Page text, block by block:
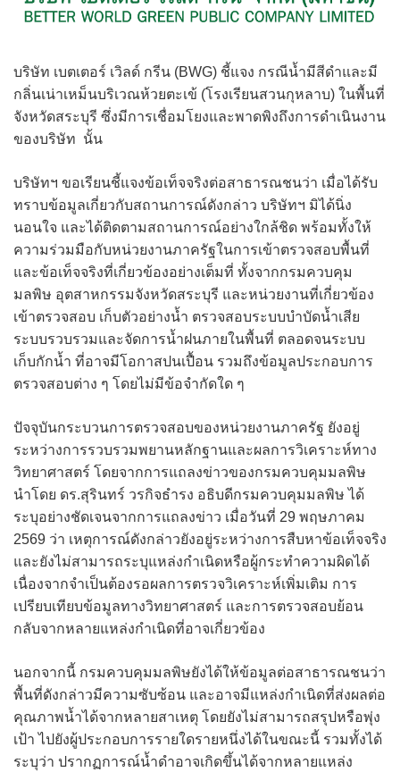
บริษัท เบตเตอร์ เวิลด์ กรีน (BWG) ชี้แจง กรณีน้ำมีสีดำและมี
กลิ่นเน่าเหม็นบริเวณห้วยตะเข้ (โรงเรียนสวนกุหลาบ) ในพื้นที่
จังหวัดสระบุรี ซึ่งมีการเชื่อมโยงและพาดพิงถึงการดำเนินงาน
ของบริษัท นั้น
บริษัทฯ ขอเรียนชี้แจงข้อเท็จจริงต่อสาธารณชนว่า เมื่อได้รับ
ทราบข้อมูลเกี่ยวกับสถานการณ์ดังกล่าว บริษัทฯ มิได้นิ่ง
นอนใจ และได้ติดตามสถานการณ์อย่างใกล้ชิด พร้อมทั้งให้
ความร่วมมือกับหน่วยงานภาครัฐในการเข้าตรวจสอบพื้นที่
และข้อเท็จจริงที่เกี่ยวข้องอย่างเต็มที่ ทั้งจากกรมควบคุม
มลพิษ อุตสาหกรรมจังหวัดสระบุรี และหน่วยงานที่เกี่ยวข้อง
เข้าตรวจสอบ เก็บตัวอย่างน้ำ ตรวจสอบระบบบำบัดน้ำเสีย
ระบบรวบรวมและจัดการน้ำฝนภายในพื้นที่ ตลอดจนระบบ
เก็บกักน้ำ ที่อาจมีโอกาสปนเปื้อน รวมถึงข้อมูลประกอบการ
ตรวจสอบต่าง ๆ โดยไม่มีข้อจำกัดใด ๆ
ปัจจุบันกระบวนการตรวจสอบของหน่วยงานภาครัฐ ยังอยู่
ระหว่างการรวบรวมพยานหลักฐานและผลการวิเคราะห์ทาง
วิทยาศาสตร์ โดยจากการแถลงข่าวของกรมควบคุมมลพิษ
นำโดย ดร.สุรินทร์ วรกิจธำรง อธิบดีกรมควบคุมมลพิษ ได้
ระบุอย่างชัดเจนจากการแถลงข่าว เมื่อวันที่ 29 พฤษภาคม
2569 ว่า เหตุการณ์ดังกล่าวยังอยู่ระหว่างการสืบหาข้อเท็จจริง
และยังไม่สามารถระบุแหล่งกำเนิดหรือผู้กระทำความผิดได้
เนื่องจากจำเป็นต้องรอผลการตรวจวิเคราะห์เพิ่มเติม การ
เปรียบเทียบข้อมูลทางวิทยาศาสตร์ และการตรวจสอบย้อน
กลับจากหลายแหล่งกำเนิดที่อาจเกี่ยวข้อง
นอกจากนี้ กรมควบคุมมลพิษยังได้ให้ข้อมูลต่อสาธารณชนว่า
พื้นที่ดังกล่าวมีความซับซ้อน และอาจมีแหล่งกำเนิดที่ส่งผลต่อ
คุณภาพน้ำได้จากหลายสาเหตุ โดยยังไม่สามารถสรุปหรือพุ่ง
เป้า ไปยังผู้ประกอบการรายใดรายหนึ่งได้ในขณะนี้ รวมทั้งได้
ระบุว่า ปรากฏการณ์น้ำดำอาจเกิดขึ้นได้จากหลายแหล่ง